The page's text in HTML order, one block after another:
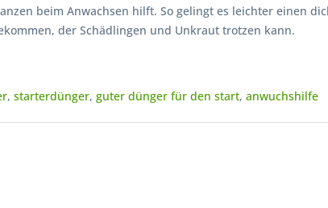
beim Anwachsen hilft. So gelingt es leichter einen
der Schädlingen und Unkraut trotzen kann.
,starterdünger,guter dünger für den start,anwuchshilfe